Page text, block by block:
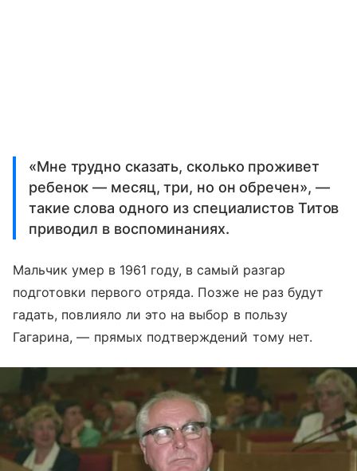
«Мне трудно сказать, сколько проживет
ребенок — месяц, три, но он обречен», —
такие слова одного из специалистов Титов
приводил в воспоминаниях.
Мальчик умер в 1961 году, в самый разгар
подготовки первого отряда. Позже не раз будут
гадать, повлияло ли это на выбор в пользу
Гагарина, — прямых подтверждений тому нет.